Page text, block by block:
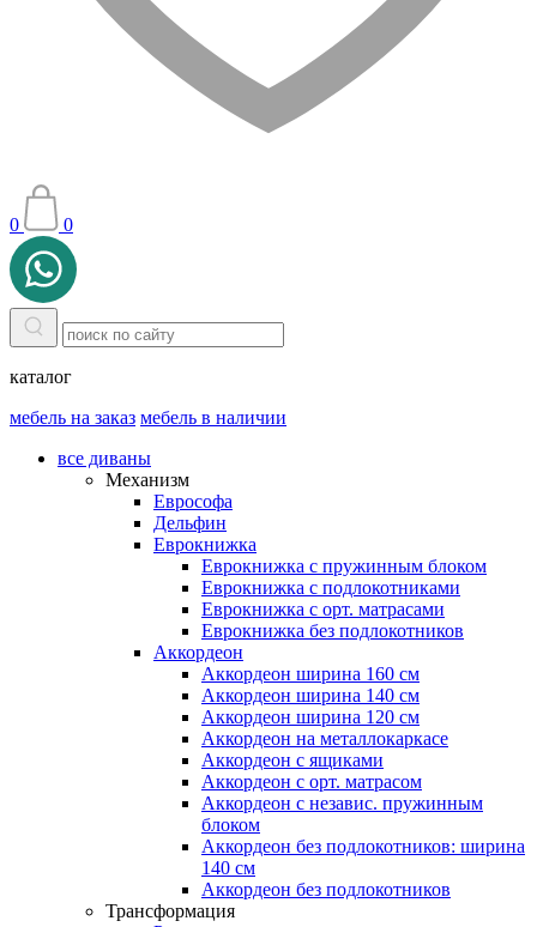
0 0
каталог
мебель на заказ мебель в наличии
все диваны
Механизм
Еврософа
Дельфин
Еврокнижка
Еврокнижка с пружинным блоком
Еврокнижка с подлокотниками
Еврокнижка с орт. матрасами
Еврокнижка без подлокотников
Аккордеон
Аккордеон ширина 160 см
Аккордеон ширина 140 см
Аккордеон ширина 120 см
Аккордеон на металлокаркасе
Аккордеон c ящиками
Аккордеон c орт. матрасом
Аккордеон c независ. пружинным
блоком
Аккордеон без подлокотников: ширина
140 см
Аккордеон без подлокотников
Трансформация